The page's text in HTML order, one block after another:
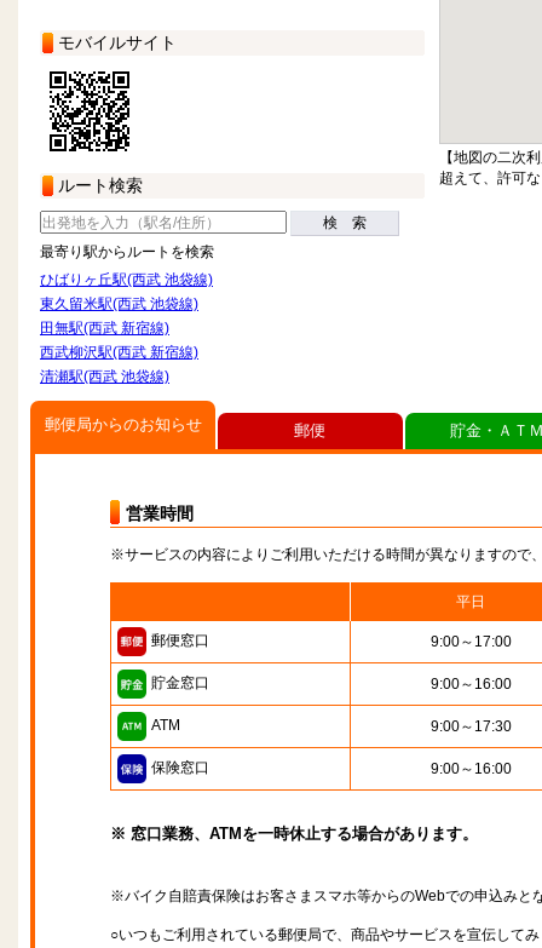
モバイルサイト
ルート検索
検 索
最寄り駅からルートを検索
ひばりヶ丘駅(西武 池袋線)
東久留米駅(西武 池袋線)
田無駅(西武 新宿線)
西武柳沢駅(西武 新宿線)
清瀬駅(西武 池袋線)
【地図の二次
超えて、許可
郵便局からのお知らせ
営業時間
※サービスの内容によりご利用いただける時間が異なりますので
平日
郵便窓口 9:00～17:00
貯金窓口 9:00～16:00
ATM 9:00～17:30
保険窓口 9:00～16:00
※ 窓口業務、ATMを一時休止する場合があります。
※バイク自賠責保険はお客さまスマホ等からのWebでの申込みと
○いつもご利用されている郵便局で、商品やサービスを宣伝して
郵便 貯金・ＡＴ